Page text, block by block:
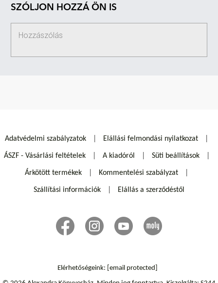
SZÓLJON HOZZÁ ÖN IS
Adatvédelmi szabályzatok Elállási felmondási nyilatkozat
ÁSZF - Vásárlási feltételek A kiadóról Süti beállítások
Árkötött termékek Kommentelési szabályzat
Szállítási információk Elállás a szerződéstől
Elérhetőségeink: [email protected]